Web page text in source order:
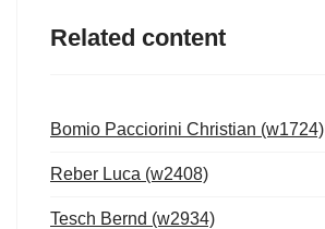
Related content
Bomio Pacciorini Christian (w1724)
Reber Luca (w2408)
Tesch Bernd (w2934)